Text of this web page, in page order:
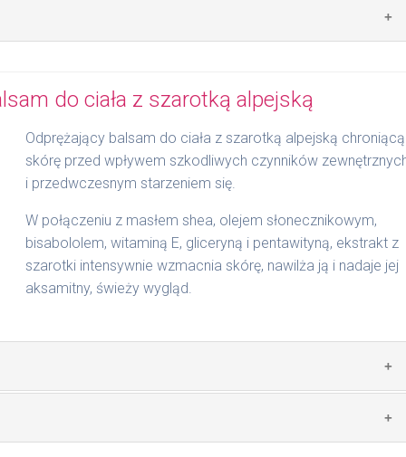
do ciała z szarotką alpejską
Odprężający balsam do ciała z szarotką alpejską chroniącą
skórę przed wpływem szkodliwych czynników
i przedwczesnym starzeniem się.
W połączeniu z masłem shea, olejem słonecznikowym,
bisabololem, witaminą E, gliceryną i pentawityną, ekstrakt z
szarotki intensywnie wzmacnia skórę, nawilża ją i nadaje jej
aksamitny, świeży wygląd.
olej z nasion, capric / capric triglyceride, glicerol,
cetearylu, alkohol cetearylowy, ekstrakt z